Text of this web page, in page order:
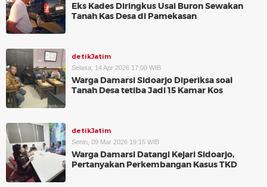
Eks Kades Diringkus Usai Buron Sewakan
Tanah Kas Desa di Pamekasan
detikJatim
Selasa, 14 Apr 2026 17:00 WIB
Warga Damarsi Sidoarjo Diperiksa soal
Tanah Desa tetiba Jadi 15 Kamar Kos
detikJatim
Senin, 09 Mar 2026 19:15 WIB
Warga Damarsi Datangi Kejari Sidoarjo,
Pertanyakan Perkembangan Kasus TKD